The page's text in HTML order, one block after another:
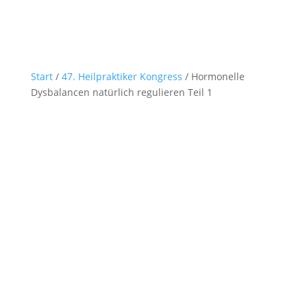
Start/ 47. Heilpraktiker Kongress / Hormonelle
Dysbalancen natürlich regulieren Teil 1